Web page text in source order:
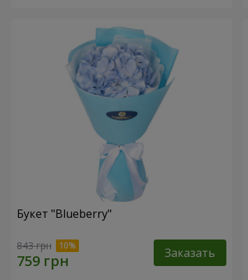
Букет "Blueberry"
843 грн Заказать